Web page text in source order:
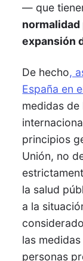
— que
expansión
De hecho,
España en
medidas
principios
Unión, no
la salud
a la
las
personas